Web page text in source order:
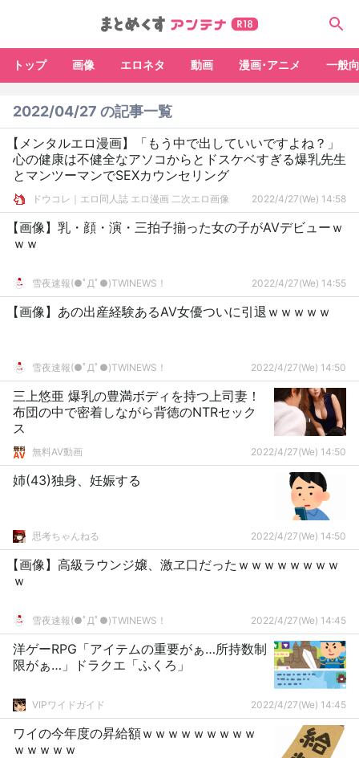
トップ 画像 エロネタ 動画 漫画･アニメ 一般
2022/04/27 の記事一覧
【メンタルエロ漫画】「もう中で出していいですよね？」
心の健康は不健全なアソコからとドスケベすぎる爆乳先生
とマンツーマンでSEXカウンセリング
ドウコレ｜エロ同人誌 エロ漫画 二次エロ画像 2022/4/27(We) 14:58
【画像】乳・顔・演・三拍子揃った女の子がAVデビューｗ
ｗｗ
雪夜速報(●ﾟДﾟ●)TWINEWS！ 2022/4/27(We) 14:55
【画像】あの出産経験あるAV女優ついに引退ｗｗｗｗｗ
雪夜速報(●ﾟДﾟ●)TWINEWS！ 2022/4/27(We) 14:50
三上悠亜 爆乳の豊満ボディを持つ上司妻！
布団の中で密着しながら背徳のNTRセック
ス
無料AV動画 2022/4/27(We) 14:50
姉(43)独身、妊娠する
思考ちゃんねる 2022/4/27(We) 14:50
【画像】高級ラウンジ嬢、激ヱ口だったｗｗｗｗｗｗｗｗ
ｗ
雪夜速報(●ﾟДﾟ●)TWINEWS！ 2022/4/27(We) 14:45
洋ゲーRPG「アイテムの重要がぁ…所持数制
限がぁ…」ドラクエ「ふくろ」
VIPワイドガイド 2022/4/27(We) 14:45
ワイの今年度の昇給額ｗｗｗｗｗｗｗｗｗ
ｗｗｗｗｗ